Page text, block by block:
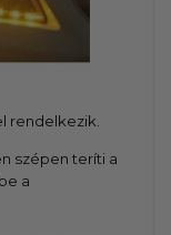
rendelkezik.
szépen teríti a
a